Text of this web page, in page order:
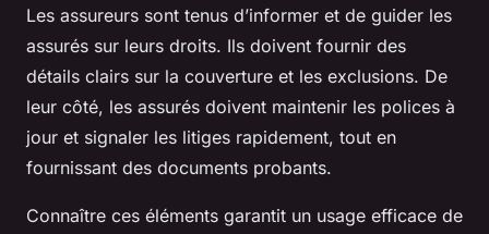
Les assureurs sont tenus d’informer et de guider les
assurés sur leurs droits. Ils doivent fournir des
détails clairs sur la couverture et les exclusions. De
leur côté, les assurés doivent maintenir les polices à
jour et signaler les litiges rapidement, tout en
fournissant des documents probants.
Connaître ces éléments garantit un usage efficace de